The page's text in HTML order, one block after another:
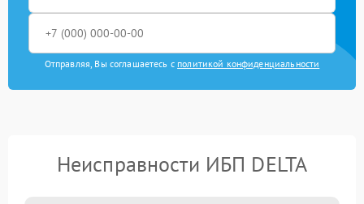
Отправляя, Вы соглашаетесь с политикой конфиденциальности
Неисправности ИБП DELTA